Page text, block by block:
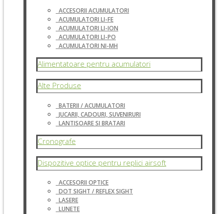
ACCESORII ACUMULATORI
ACUMULATORI LI-FE
ACUMULATORI LI-ION
ACUMULATORI LI-PO
ACUMULATORI NI-MH
Alimentatoare pentru acumulatori
Alte Produse
BATERII / ACUMULATORI
JUCARII, CADOURI, SUVENIRURI
LANTISOARE SI BRATARI
Cronografe
Dispozitive optice pentru replici airsoft
ACCESORII OPTICE
DOT SIGHT / REFLEX SIGHT
LASERE
LUNETE